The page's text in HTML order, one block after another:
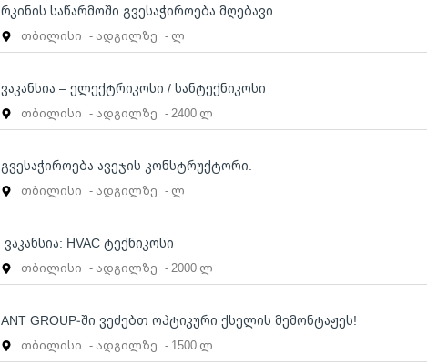
რკინის საწარმოში გვესაჭიროება მღებავი
თბილისი - ადგილზე - ლ
ვაკანსია – ელექტრიკოსი / სანტექნიკოსი
თბილისი - ადგილზე - 2400 ლ
გვესაჭიროება ავეჯის კონსტრუქტორი.
თბილისი - ადგილზე - ლ
ვაკანსია: HVAC ტექნიკოსი
თბილისი - ადგილზე - 2000 ლ
ANT GROUP-ში ვეძებთ ოპტიკური ქსელის მემონტაჟეს!
თბილისი - ადგილზე - 1500 ლ